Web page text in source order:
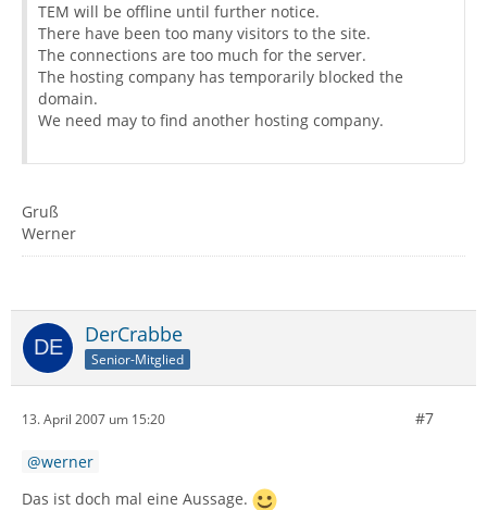
TEM will be offline until further notice.
There have been too many visitors to the site.
The connections are too much for the server.
The hosting company has temporarily blocked the
domain.
We need may to find another hosting company.
Gruß
Werner
DerCrabbe
Senior-Mitglied
13. April 2007 um 15:20 #7
werner
Das ist doch mal eine Aussage.